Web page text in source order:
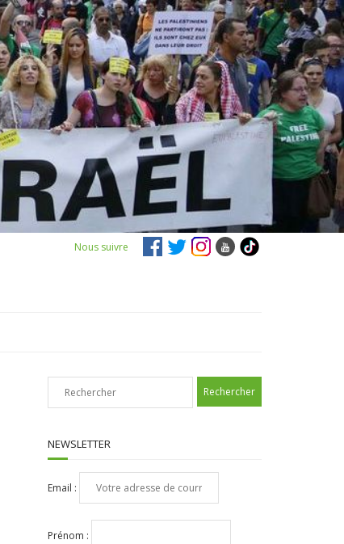
Nous suivre
NEWSLETTER
Email :
Prénom :